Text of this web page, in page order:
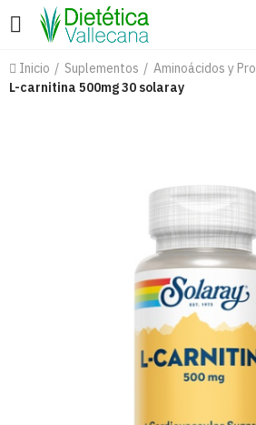
Inicio Suplementos
Aminoácidos y
L-carnitina 500mg 30 solaray